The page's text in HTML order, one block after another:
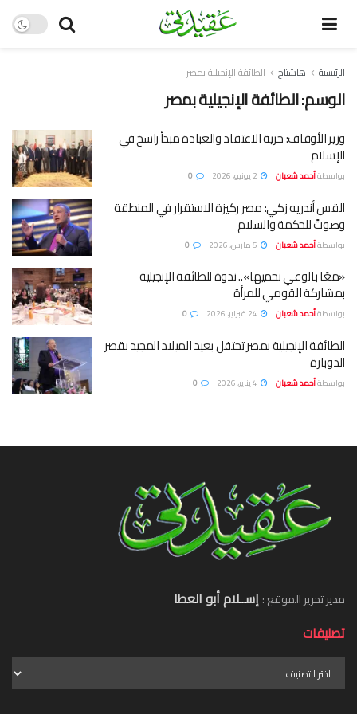
الرئيسية هاشتاج الطائفة الإنجيلية بمصر
الوسم:الطائفة الإنجيلية بمصر
وزير الأوقاف: حرية الاعتقاد والعبادة مبدأ راسخ في
الإسلام
بواسطةأحمد شعبان
القس أندريه زكي: مصر ركيزة الاستقرار في المنطقة
وصوتً للحكمة والسلام
بواسطةأحمد شعبان
«معًا بالوعي نحميها».. ندوة للطائفة الإنجيلية
بمشاركة القومي للمرأة
بواسطةأحمد شعبان
الطائفة الإنجيلية بمصر تحتفل بعيد الميلاد المجيد بقصر
الدوبارة
بواسطةأحمد شعبان
مدير تحرير الموقع :إســلام أبو العطا
تصنيفات